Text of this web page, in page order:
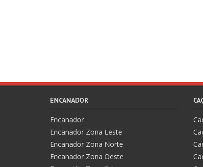
ENCANADOR
Encanador
Encanador Zona Leste
Encanador Zona Norte
Encanador Zona Oeste